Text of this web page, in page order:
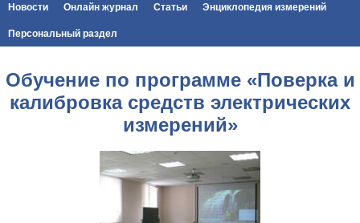
Новости Онлайн журнал Статьи Энциклопедия измерений
Персональный раздел
Обучение по программе «Поверка и
калибровка средств электрических
измерений»